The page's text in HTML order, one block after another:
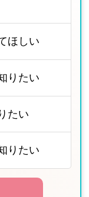
ほしい
りたい
たい
りたい